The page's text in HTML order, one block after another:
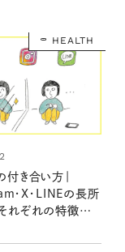
HEALTH
付き合い方｜
・X・LINEの長所
それぞれの特徴を